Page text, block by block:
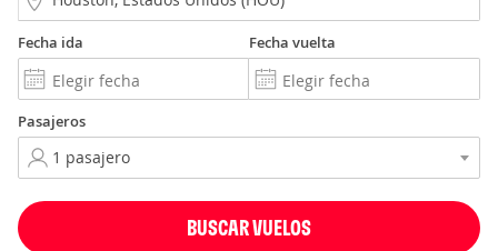
Fecha ida Fecha vuelta
Pasajeros
BUSCAR VUELOS